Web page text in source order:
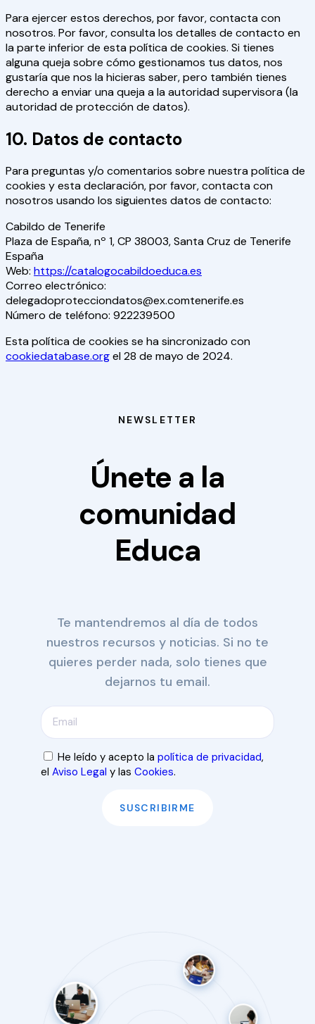
Para ejercer estos derechos, por favor, contacta con
nosotros. Por favor, consulta los detalles de contacto en
la parte inferior de esta política de cookies. Si tienes
alguna queja sobre cómo gestionamos tus datos, nos
gustaría que nos la hicieras saber, pero también tienes
derecho a enviar una queja a la autoridad supervisora (la
autoridad de protección de datos).
10. Datos de contacto
Para preguntas y/o comentarios sobre nuestra política de
cookies y esta declaración, por favor, contacta con
nosotros usando los siguientes datos de contacto:
Cabildo de Tenerife
Plaza de España, nº 1, CP 38003, Santa Cruz de Tenerife
España
Web: https://catalogocabildoeduca.es
Correo electrónico:
delegadoprotecciondatos@ex.comtenerife.es
Número de teléfono: 922239500
Esta política de cookies se ha sincronizado con
cookiedatabase.orgel 28 de mayo de 2024.
NEWSLETTER
Únete a la
comunidad
Educa
Te mantendremos al día de todos
nuestros recursos y noticias. Si no te
quieres perder nada, solo tienes que
dejarnos tu email.
He leído y acepto la política de privacidad,
el Aviso Legal y las Cookies.
SUSCRIBIRME